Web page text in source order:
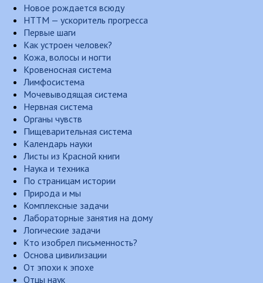
Новое рождается всюду
НТТМ — ускоритель прогресса
Первые шаги
Как устроен человек?
Кожа, волосы и ногти
Кровеносная система
Лимфосистема
Мочевыводящая система
Нервная система
Органы чувств
Пищеварительная система
Календарь науки
Листы из Красной книги
Наука и техника
По страницам истории
Природа и мы
Комплексные задачи
Лабораторные занятия на дому
Логические задачи
Кто изобрел письменность?
Основа цивилизации
От эпохи к эпохе
Отцы наук